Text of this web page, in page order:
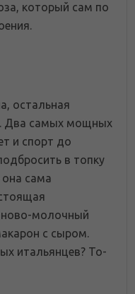
который сам по
остальная
Два самых мощных
и спорт до
в топку
сама
молочный
с сыром.
итальянцев? То-